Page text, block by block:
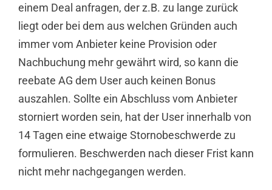
einem Deal anfragen, der z.B. zu lange zurück
liegt oder bei dem aus welchen Gründen auch
immer vom Anbieter keine Provision oder
Nachbuchung mehr gewährt wird, so kann die
reebate AG dem User auch keinen Bonus
auszahlen. Sollte ein Abschluss vom Anbieter
storniert worden sein, hat der User innerhalb von
14 Tagen eine etwaige Stornobeschwerde zu
formulieren. Beschwerden nach dieser Frist kann
nicht mehr nachgegangen werden.